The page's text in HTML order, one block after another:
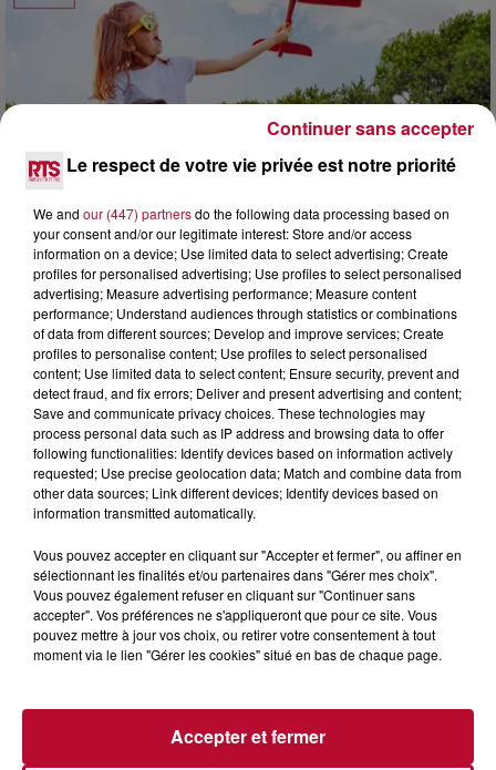
7 août 2026
NOS IDÉES DE SORTIE POUR CE WEEK-END
Comme tous les vendredis, voici une petite sélection des
rendez-vous à ne pas manquer dans le coin. Que vous ayez
envie de voyager à l'autre bout du monde,...
Le respect de votre vie privée est notre priorité
We and our (447) partnersdo the following data processing based on
your consent and/or our legitimate interest: Store and/or access
information on a device; Use limited data to select advertising; Create
profiles for personalised advertising; Use profiles to select personalised
advertising; Measure advertising performance; Measure content
performance; Understand audiences through statistics or combinations
of data from different sources; Develop and improve services; Create
profiles to personalise content; Use profiles to select personalised
content; Use limited data to select content; Ensure security, prevent and
detect fraud, and fix errors; Deliver and present advertising and content;
Save and communicate privacy choices. These technologies may
process personal data such as IP address and browsing data to offer
following functionalities: Identify devices based on information actively
requested; Use precise geolocation data; Match and combine data from
other data sources; Link different devices; Identify devices based on
information transmitted automatically.
Vous pouvez accepter en cliquant sur "Accepter et fermer", ou affiner en
sélectionnant les finalités et/ou partenaires dans "Gérer mes choix".
Vous pouvez également refuser en cliquant sur "Continuer sans
accepter". Vos préférences ne s'appliqueront que pour ce site. Vous
pouvez mettre à jour vos choix, ou retirer votre consentement à tout
moment via le lien "Gérer les cookies" situé en bas de chaque page.
Accepter et fermer
Continuer sans accepter